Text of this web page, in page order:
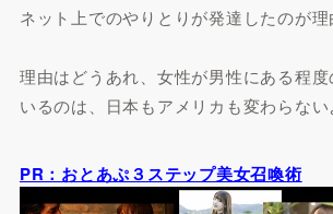
ネット上でのやりとりが発達したのが理
理由はどうあれ、女性が男性にある程
いるのは、日本もアメリカも変わらない
PR：おとあぷ３ステップ美女召喚術